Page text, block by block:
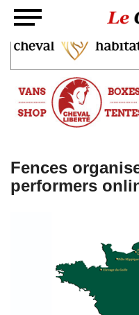
Fences
performers